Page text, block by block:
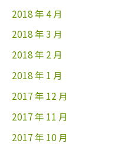
2018 年 4 月
2018 年 3 月
2018 年 2 月
2018 年 1 月
2017 年 12 月
2017 年 11 月
2017 年 10 月